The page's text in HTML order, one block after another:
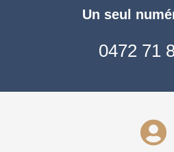
Un seul
0472 71